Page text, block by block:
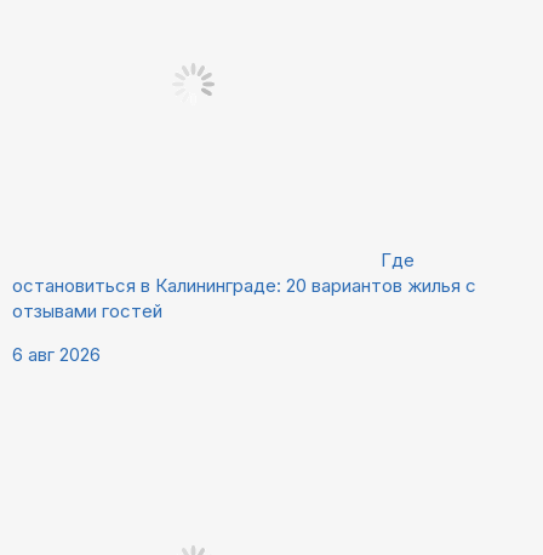
Где
остановиться в Калининграде: 20 вариантов жилья с
отзывами гостей
6 авг 2026